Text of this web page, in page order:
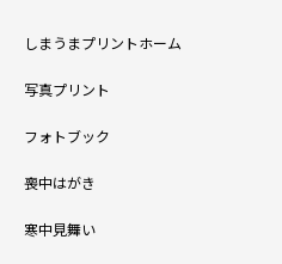
しまうまプリントホーム
写真プリント
フォトブック
喪中はがき
寒中見舞い